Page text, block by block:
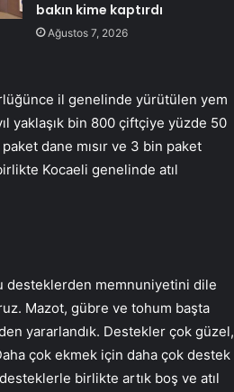
bakın kime kaptırdı
Ağustos 7, 2026
il genelinde yürütülen yem
yaklaşık bin 800 çiftçiye yüzde 50
dane mısır ve 3 bin paket
Kocaeli genelinde atıl
desteklerden memnuniyetini dile
Mazot, gübre ve tohum başta
yararlandık. Destekler çok güzel,
çok ekmek için daha çok destek
birlikte artık boş ve atıl